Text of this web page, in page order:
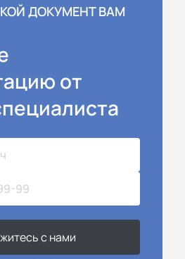
ДОКУМЕНТ ВАМ
от
с нами